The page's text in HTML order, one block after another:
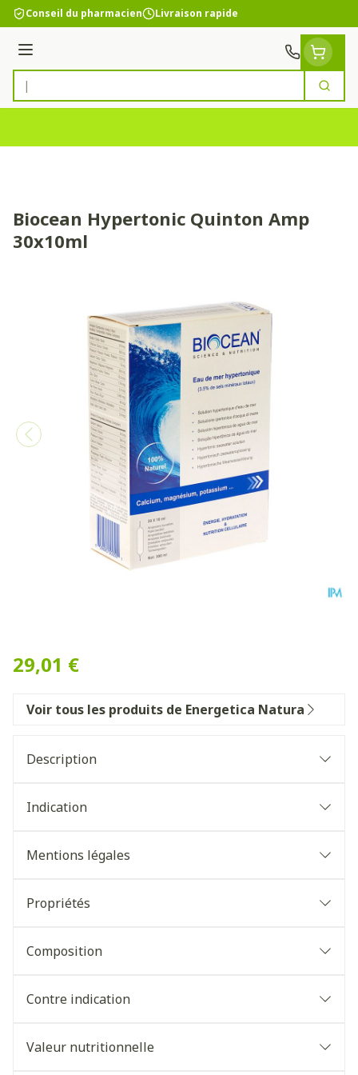
Aller au contenu
Conseil du pharmacien Livraison rapide
Menu
Rechercher
Biocean Hypertonic Quinton Amp
30x10ml
29,01 €
Voir tous les produits de Energetica Natura
Description
Indication
Mentions légales
Propriétés
Composition
Contre indication
Valeur nutritionnelle